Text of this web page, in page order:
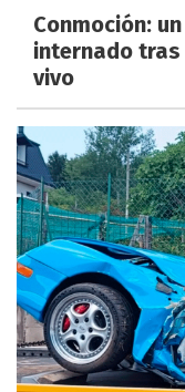
Conmoción:
internado
vivo